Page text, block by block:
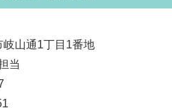
岐山通1丁目1番地
当